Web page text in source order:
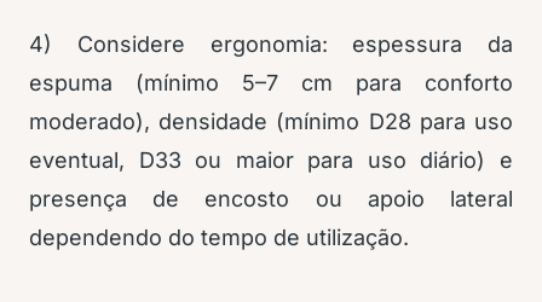
4) Considere ergonomia: espessura da
espuma (mínimo 5–7 cm para conforto
moderado), densidade (mínimo D28 para uso
eventual, D33 ou maior para uso diário) e
presença de encosto ou apoio lateral
dependendo do tempo de utilização.